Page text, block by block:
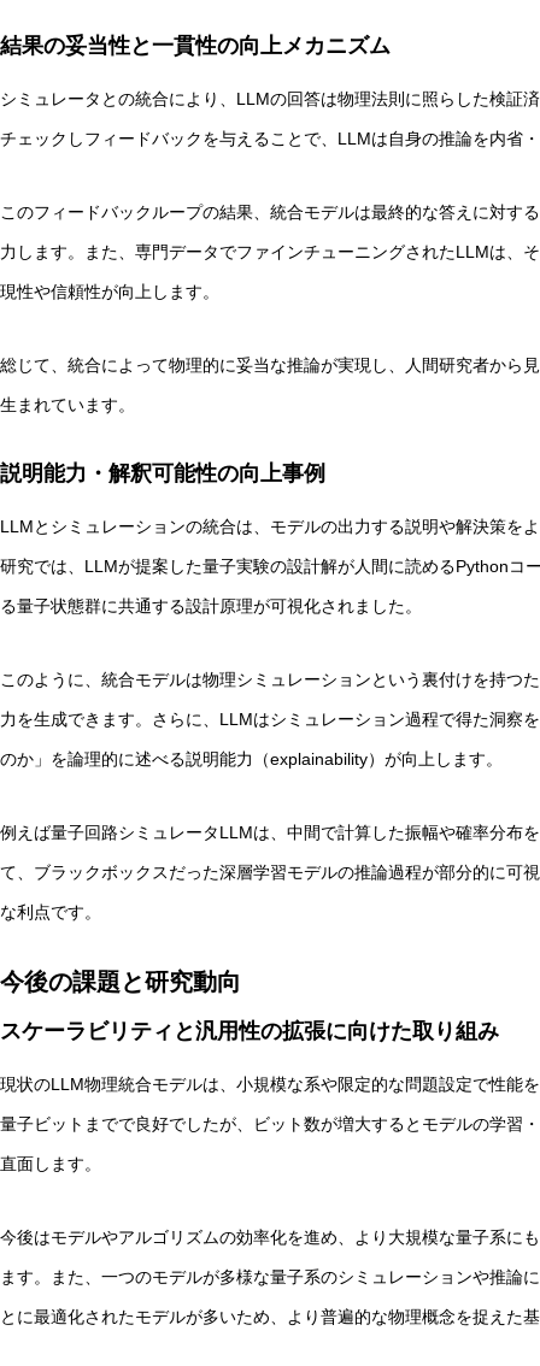
結果の妥当性と一貫性の向上メカニズム
シミュレータとの統合により、LLMの回答は物理法則に照らした検証
チェックしフィードバックを与えることで、LLMは自身の推論を内省
このフィードバックループの結果、統合モデルは最終的な答えに対す
力します。また、専門データでファインチューニングされたLLMは、
現性や信頼性が向上します。
総じて、統合によって物理的に妥当な推論が実現し、人間研究者から
生まれています。
説明能力・解釈可能性の向上事例
LLMとシミュレーションの統合は、モデルの出力する説明や解決策を
研究では、LLMが提案した量子実験の設計解が人間に読めるPythonコ
る量子状態群に共通する設計原理が可視化されました。
このように、統合モデルは物理シミュレーションという裏付けを持つ
力を生成できます。さらに、LLMはシミュレーション過程で得た洞察
のか」を論理的に述べる説明能力（explainability）が向上します。
例えば量子回路シミュレータLLMは、中間で計算した振幅や確率分布
て、ブラックボックスだった深層学習モデルの推論過程が部分的に可
な利点です。
今後の課題と研究動向
スケーラビリティと汎用性の拡張に向けた取り組み
現状のLLM物理統合モデルは、小規模な系や限定的な問題設定で性能
量子ビットまでで良好でしたが、ビット数が増大するとモデルの学習
直面します。
今後はモデルやアルゴリズムの効率化を進め、より大規模な量子系に
ます。また、一つのモデルが多様な量子系のシミュレーションや推論
とに最適化されたモデルが多いため、より普遍的な物理概念を捉えた